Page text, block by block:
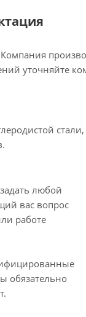
уточняйте
любой
вас вопрос
работе
обязательно